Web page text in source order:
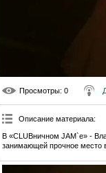
Просмотры: 0
Описание материала:
В «CLUBничном JAM`е» -
занимающей прочное место